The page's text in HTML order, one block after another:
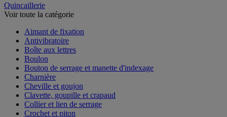
Quincaillerie
Voir toute la catégorie
Aimant de fixation
Antivibratoire
Boîte aux lettres
Boulon
Bouton de serrage et manette d'indexage
Charnière
Cheville et goujon
Clavette, goupille et crapaud
Collier et lien de serrage
Crochet et piton